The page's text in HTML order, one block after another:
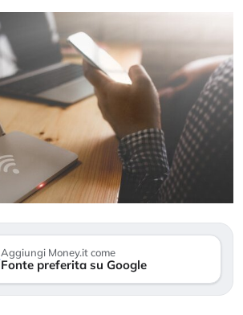
Aggiungi Money.it come
Fonte preferita su Google